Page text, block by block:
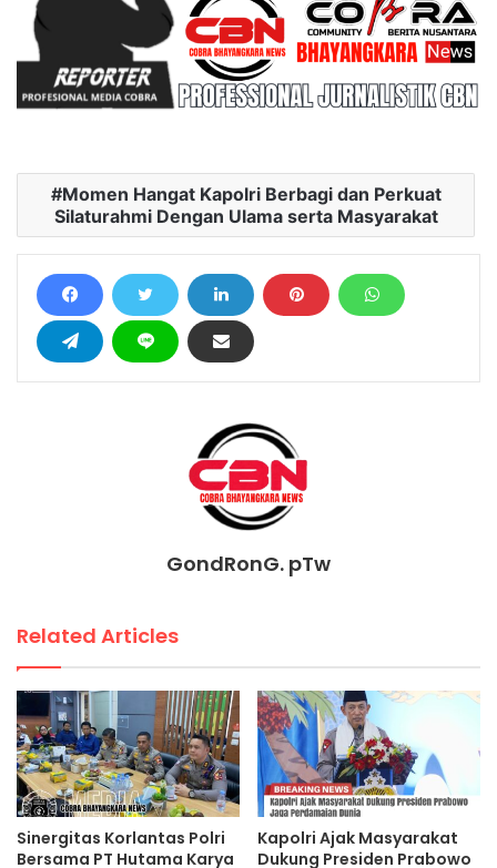
Momen Hangat Kapolri Berbagi dan Perkuat
Silaturahmi Dengan Ulama serta Masyarakat
GondRonG. pTw
Related Articles
Sinergitas Korlantas Polri
Bersama PT Hutama Karya
Kapolri Ajak Masyarakat
Dukung Presiden Prabowo